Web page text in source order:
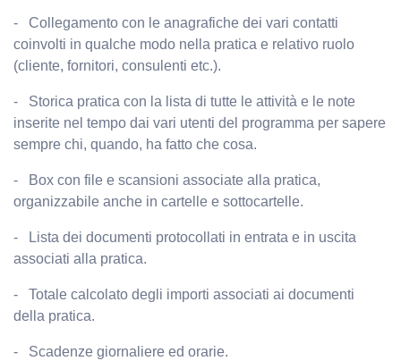
-
Collegamento con le anagrafiche dei vari contatti
coinvolti in qualche modo nella pratica e relativo ruolo
(cliente, fornitori, consulenti etc.).
-
Storica pratica con la lista di tutte le attività e le note
inserite nel tempo dai vari utenti del programma per sapere
sempre chi, quando, ha fatto che cosa.
-
Box con file e scansioni associate alla pratica,
organizzabile anche in cartelle e sottocartelle.
-
Lista dei documenti protocollati in entrata e in uscita
associati alla pratica.
-
Totale calcolato degli importi associati ai documenti
della pratica.
- Scadenze giornaliere ed orarie.